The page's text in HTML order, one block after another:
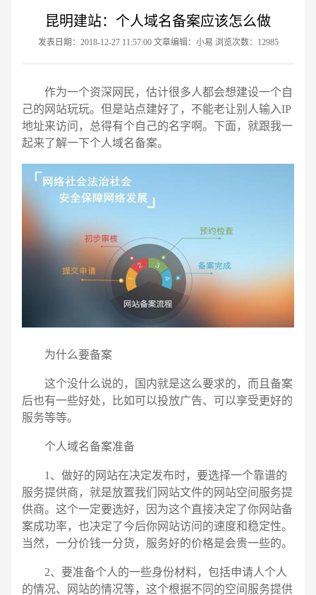
昆明建站：个人域名备案应该怎么做
发表日期：2018-12-27 11:57:00 文章编辑：小易 浏览次数：12985
作为一个资深网民，估计很多人都会想建设一个自
己的网站玩玩。但是站点建好了，不能老让别人输入IP
地址来访问，总得有个自己的名字啊。下面，就跟我一
起来了解一下个人域名备案。
为什么要备案
这个没什么说的，国内就是这么要求的，而且备案
后也有一些好处，比如可以投放广告、可以享受更好的
服务等等。
个人域名备案准备
1、做好的网站在决定发布时，要选择一个靠谱的
服务提供商，就是放置我们网站文件的网站空间服务提
供商。这个一定要选好，因为这个直接决定了你网站备
案成功率，也决定了今后你网站访问的速度和稳定性。
当然，一分价钱一分货，服务好的价格是会贵一些的。
2、要准备个人的一些身份材料，包括申请人个人
的情况、网站的情况等，这个根据不同的空间服务提供